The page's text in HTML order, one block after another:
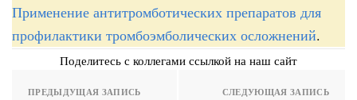
Применение антитромботических препаратов для
профилактики тромбоэмболических осложнений.
Поделитесь с коллегами ссылкой на наш сайт
ПРЕДЫДУЩАЯ ЗАПИСЬ СЛЕДУЮЩАЯ ЗАПИСЬ